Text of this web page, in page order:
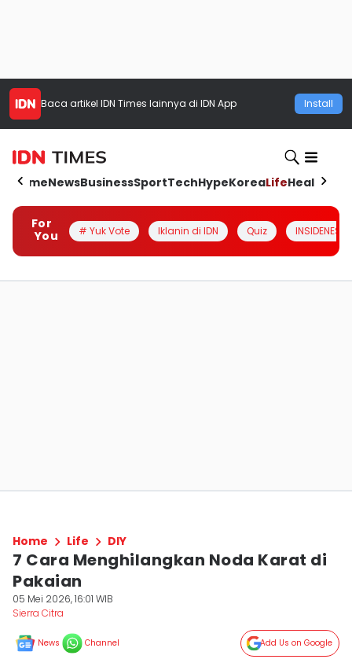
Baca artikel IDN Times lainnya di IDN App Install
HomeNewsBusinessSportTechHypeKoreaLifeHealth
For
You
# Yuk Vote Iklanin di IDN Quiz INSIDENESIA
Home Life DIY
7 Cara Menghilangkan Noda Karat di
Pakaian
05 Mei 2026, 16:01 WIB
Sierra Citra
News Channel Add Us on Google